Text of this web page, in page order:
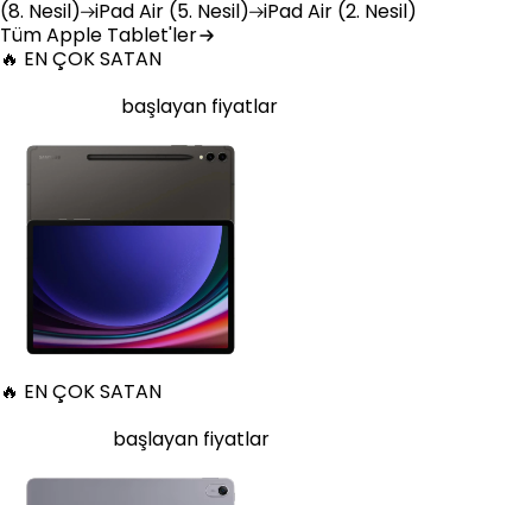
(8. Nesil) iPadAir (5. Nesil) iPadAir (2. Nesil)
Tüm Apple Tablet'ler
🔥 EN ÇOK SATAN
başlayan fiyatlar
🔥 EN ÇOK SATAN
başlayan fiyatlar